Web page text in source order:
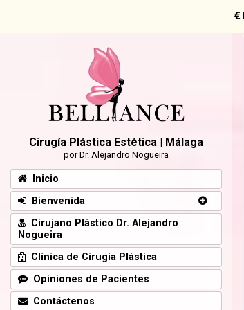
Cirugía Plástica Estética | Málaga
por Dr. Alejandro Nogueira
Inicio
Bienvenida
Cirujano Plástico Dr. Alejandro
Nogueira
Clínica de Cirugía Plástica
Opiniones de Pacientes
Contáctenos